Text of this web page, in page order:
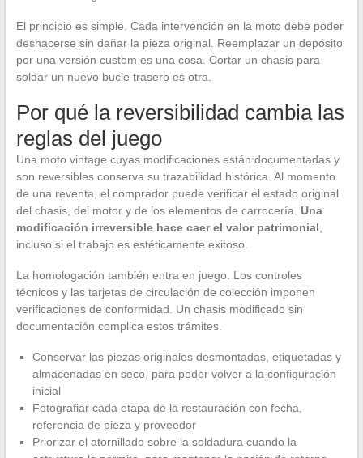
El principio es simple. Cada intervención en la moto debe poder
deshacerse sin dañar la pieza original. Reemplazar un depósito
por una versión custom es una cosa. Cortar un chasis para
soldar un nuevo bucle trasero es otra.
Por qué la reversibilidad cambia las
reglas del juego
Una moto vintage cuyas modificaciones están documentadas y
son reversibles conserva su trazabilidad histórica. Al momento
de una reventa, el comprador puede verificar el estado original
del chasis, del motor y de los elementos de carrocería. Una
modificación irreversible hace caer el valor patrimonial
incluso si el trabajo es estéticamente exitoso.
La homologación también entra en juego. Los controles
técnicos y las tarjetas de circulación de colección imponen
verificaciones de conformidad. Un chasis modificado sin
documentación complica estos trámites.
Conservar las piezas originales desmontadas, etiquetadas y
almacenadas en seco, para poder volver a la configuración
inicial
Fotografiar cada etapa de la restauración con fecha,
referencia de pieza y proveedor
Priorizar el atornillado sobre la soldadura cuando la